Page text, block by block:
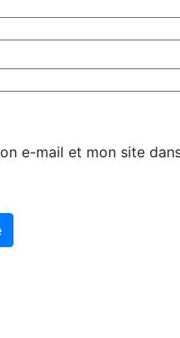
e-mail et mon site